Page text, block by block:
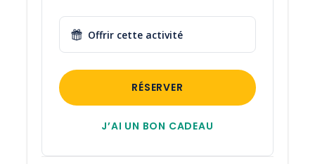
Offrir cette activité
RÉSERVER
J’AI UN BON CADEAU
Récupération du matériel à 16H30
+11 km (2H de navigation) - Retour via la Gare
de Tours (20 min à pied)
Tarifs
Par personne